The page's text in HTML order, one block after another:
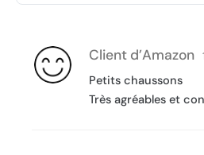
Client d’Amazon
Petits chaussons
Très agréables et